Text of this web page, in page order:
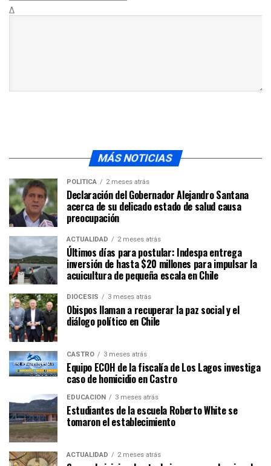
Δ
MÁS NOTICIAS
POLÍTICA 2 meses atrás
Declaración del Gobernador Alejandro Santana
acerca de su delicado estado de salud causa
preocupación
ACTUALIDAD 2 meses atrás
Últimos días para postular: Indespa entrega
inversión de hasta $20 millones para impulsar la
acuicultura de pequeña escala en Chile
DIÓCESIS 3 meses atrás
Obispos llaman a recuperar la paz social y el
diálogo político en Chile
CASTRO 3 meses atrás
Equipo ECOH de la fiscalía de Los Lagos investiga
caso de homicidio en Castro
EDUCACIÓN 3 meses atrás
Estudiantes de la escuela Roberto White se
tomaron el establecimiento
ACTUALIDAD 2 meses atrás